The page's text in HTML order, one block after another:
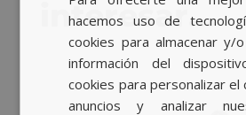
interesar…
hacemos uso de
cookies para almacenar y/
información del
cookies para personalizar el
anuncios y analizar